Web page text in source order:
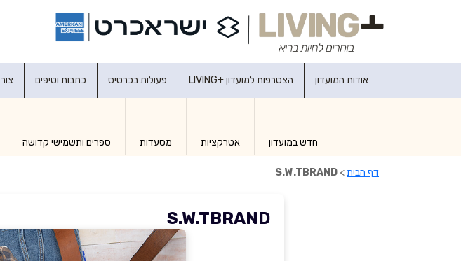
אודות המועדון הצטרפות למועדון +LIVING פעולות בכרטיס כתבות וטיפים
חדש במועדון אטרקציות מסעדות ספרים ותשמישי קדושה
דף הבית>
S.W.TBRAND
S.W.TBRAND